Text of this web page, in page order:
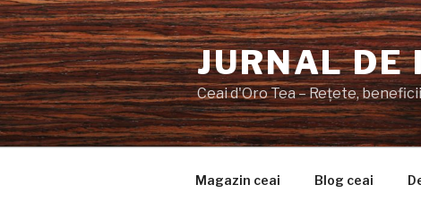
Sari
la
conținut
JURNAL DE
Ceai d'Oro Tea – Rețete,
Magazin ceai Blog ceai